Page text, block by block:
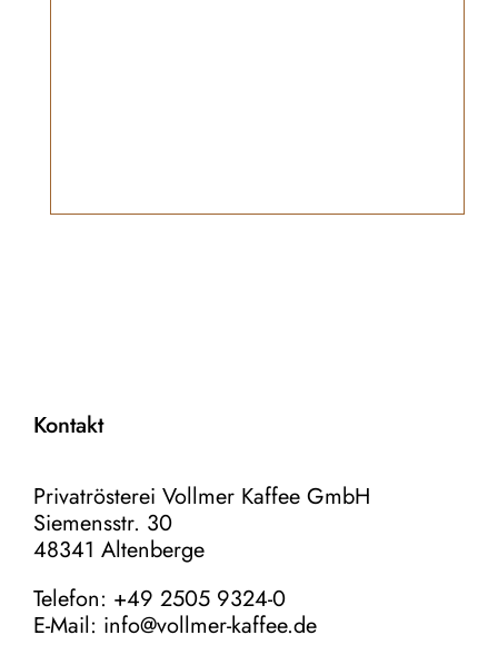
Kontakt
Privatrösterei Vollmer Kaffee GmbH
Siemensstr. 30
48341 Altenberge
Telefon: +49 2505 9324-0
E-Mail: info@vollmer-kaffee.de